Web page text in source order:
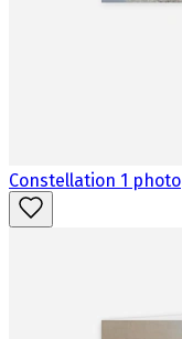
Constellation 1 photo